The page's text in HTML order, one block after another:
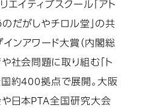
エイティブスクール「アト
のだがしやチロル堂」の共
ンアワード大賞（内閣総
社会問題に取り組む「ト
国約400拠点で展開。大阪
日本PTA全国研究大会